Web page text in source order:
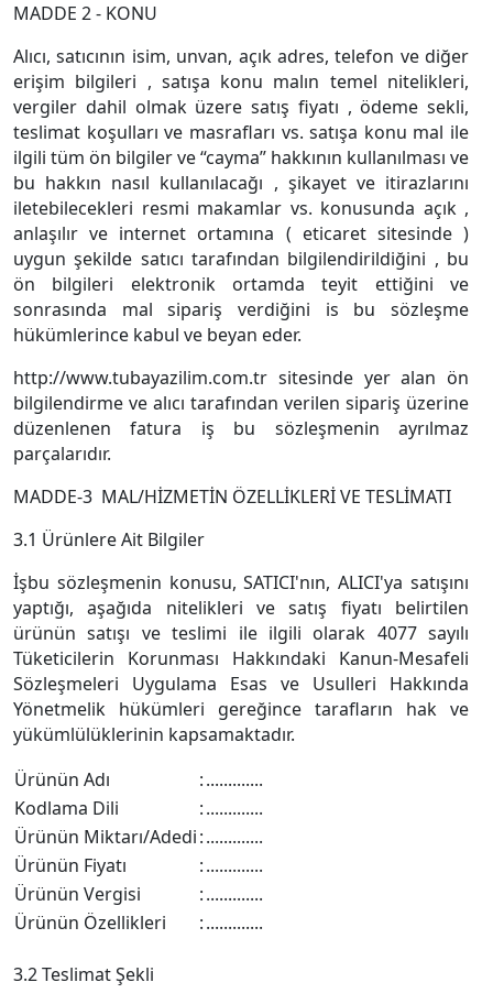
MADDE 2 - KONU
Alıcı, satıcının isim, unvan, açık adres, telefon ve diğer
erişim bilgileri , satışa konu malın temel nitelikleri,
vergiler dahil olmak üzere satış fiyatı , ödeme sekli,
teslimat koşulları ve masrafları vs. satışa konu mal ile
ilgili tüm ön bilgiler ve “cayma” hakkının kullanılması ve
bu hakkın nasıl kullanılacağı , şikayet ve itirazlarını
iletebilecekleri resmi makamlar vs. konusunda açık ,
anlaşılır ve internet ortamına ( eticaret sitesinde )
uygun şekilde satıcı tarafından bilgilendirildiğini , bu
ön bilgileri elektronik ortamda teyit ettiğini ve
sonrasında mal sipariş verdiğini is bu sözleşme
hükümlerince kabul ve beyan eder.
http://www.tubayazilim.com.tr sitesinde yer alan ön
bilgilendirme ve alıcı tarafından verilen sipariş üzerine
düzenlenen fatura iş bu sözleşmenin ayrılmaz
parçalarıdır.
MADDE-3 MAL/HİZMETİN ÖZELLİKLERİ VE TESLİMATI
3.1 Ürünlere Ait Bilgiler
İşbu sözleşmenin konusu, SATICI'nın, ALICI'ya satışını
yaptığı, aşağıda nitelikleri ve satış fiyatı belirtilen
ürünün satışı ve teslimi ile ilgili olarak 4077 sayılı
Tüketicilerin Korunması Hakkındaki Kanun-Mesafeli
Sözleşmeleri Uygulama Esas ve Usulleri Hakkında
Yönetmelik hükümleri gereğince tarafların hak ve
yükümlülüklerinin kapsamaktadır.
Ürünün Adı
:.............
Kodlama Dili
:.............
Ürünün Miktarı/Adedi:.............
Ürünün Fiyatı
:.............
Ürünün Vergisi
:.............
Ürünün Özellikleri
:.............
3.2 Teslimat Şekli